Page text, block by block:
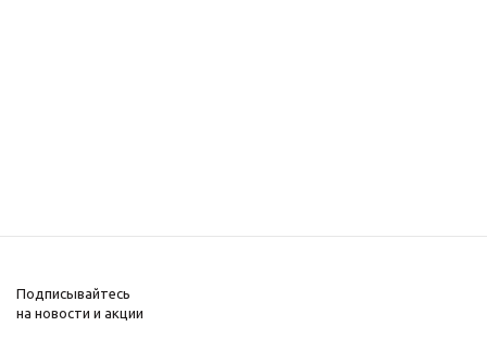
Подписывайтесь
на новости и акции